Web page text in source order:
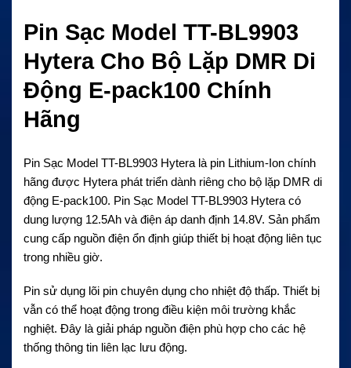
Pin Sạc Model TT-BL9903
Hytera Cho Bộ Lặp DMR Di
Động E-pack100 Chính
Hãng
Pin Sạc Model TT-BL9903 Hytera là pin Lithium-Ion chính
hãng được Hytera phát triển dành riêng cho bộ lặp DMR di
động E-pack100. Pin Sạc Model TT-BL9903 Hytera có
dung lượng 12.5Ah và điện áp danh định 14.8V. Sản phẩm
cung cấp nguồn điện ổn định giúp thiết bị hoạt động liên tục
trong nhiều giờ.
Pin sử dụng lõi pin chuyên dụng cho nhiệt độ thấp. Thiết bị
vẫn có thể hoạt động trong điều kiện môi trường khắc
nghiệt. Đây là giải pháp nguồn điện phù hợp cho các hệ
thống thông tin liên lạc lưu động.